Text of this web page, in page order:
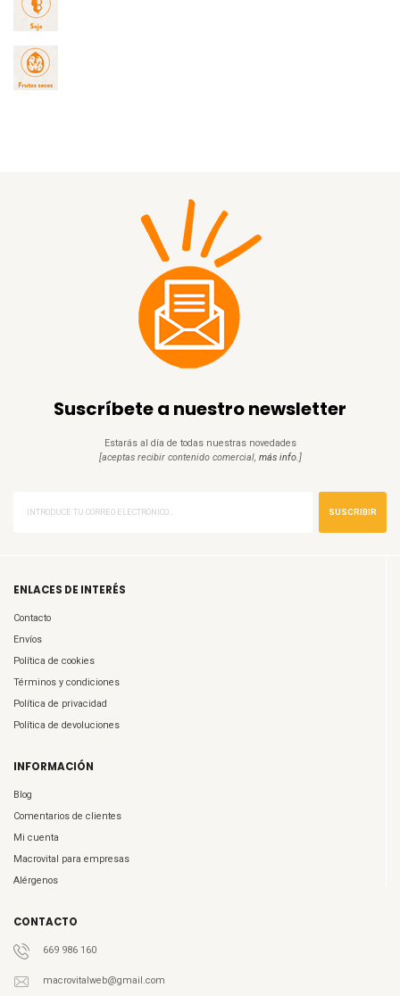
Suscríbete a nuestro newsletter
Estarás al día de todas nuestras novedades
[aceptas recibir contenido comercial, más info.]
SUSCRIBIR
ENLACES DE INTERÉS
Contacto
Envíos
Política de cookies
Términos y condiciones
Política de privacidad
Política de devoluciones
INFORMACIÓN
Blog
Comentarios de clientes
Mi cuenta
Macrovital para empresas
Alérgenos
CONTACTO
669 986 160
macrovitalweb@gmail.com